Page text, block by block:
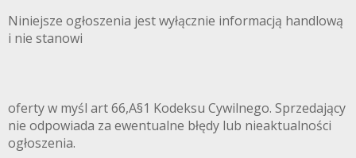
Niniejsze ogłoszenia jest wyłącznie informacją handlową
i nie stanowi
oferty w myśl art 66,A§1 Kodeksu Cywilnego. Sprzedający
nie odpowiada za ewentualne błędy lub nieaktualności
ogłoszenia.